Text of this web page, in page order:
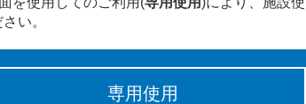
い。
専用使用